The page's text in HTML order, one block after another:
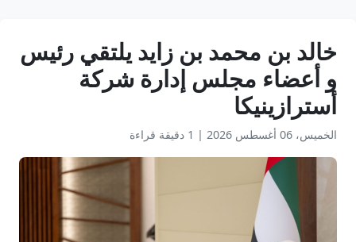
خالد بن محمد بن زايد يلتقي رئيس
و أعضاء مجلس إدارة شركة
أسترازينيكا
الخميس، 06 أغسطس 2026 | 1 دقيقة قراءة